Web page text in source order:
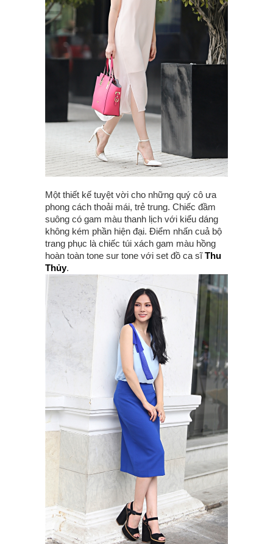
Một thiết kế tuyệt vời cho những quý cô ưa
phong cách thoải mái, trẻ trung. Chiếc đầm
suông có gam màu thanh lịch với kiểu dáng
không kém phần hiện đại. Điểm nhấn cuả bộ
trang phục là chiếc túi xách gam màu hồng
hoàn toàn tone sur tone với set đồ ca sĩThu
Thủy.